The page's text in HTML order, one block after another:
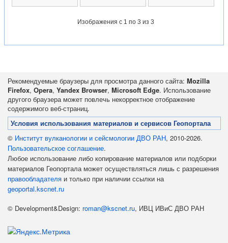
Изображения с 1 по 3 из 3
Рекомендуемые браузеры для просмотра данного сайта: Mozilla
Firefox, Opera, Yandex Browser, Microsoft Edge. Использование
другого браузера может повлечь некорректное отображение
содержимого веб-страниц.
Условия использования материалов и сервисов Геопортала
© Институт вулканологии и сейсмологии ДВО РАН, 2010-2026.
Пользовательское соглашение.
Любое использование либо копирование материалов или подборки
материалов Геопортала может осуществляться лишь с разрешения
правообладателя и только при наличии ссылки на
geoportal.kscnet.ru
© Development&Design: roman@kscnet.ru, ИВЦ ИВиС ДВО РАН